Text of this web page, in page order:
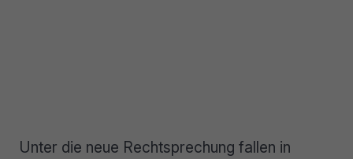
Unter die neue Rechtsprechung fallen in